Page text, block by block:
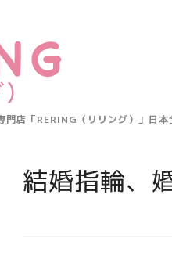
店「RERING（リリング）」日
結婚指輪、